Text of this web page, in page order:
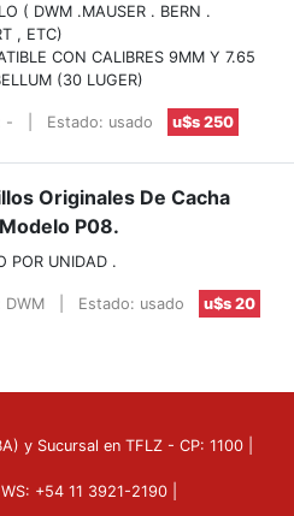
( DWM .MAUSER . BERN .
, ETC)
CON CALIBRES 9MM Y 7.65
(30 LUGER)
- Estado: usado u$s 250
Originales De Cacha
P08.
POR UNIDAD .
DWM Estado: usado u$s 20
y Sucursal en TFLZ - CP: 1100 |
+54 11 3921-2190 |